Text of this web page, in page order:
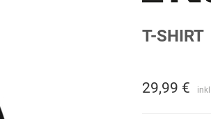
T-SHIRT
29,99 €